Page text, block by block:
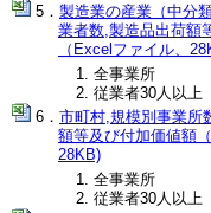
製造業の産業（中分
業者数,製造品出荷額
（Excelファイル、
全事業所
従業者30人以上
市町村,規模別事業所
額等及び付加価値額
28KB)
全事業所
従業者30人以上